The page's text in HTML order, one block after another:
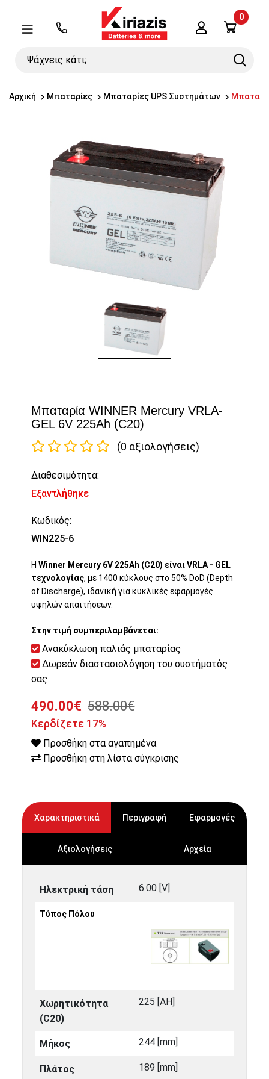
Μενού
Ψάχνεις
Search
Λογαριασμός
0
Αρχική Μπαταρίες Μπαταρίες UPS Συστημάτων
Μπαταρία WINNER Mercury VRLA-
GEL 6V 225Ah (C20)
(0 αξιολογήσεις)
Διαθεσιμότητα:
Εξαντλήθηκε
Κωδικός:
WIN225-6
ΗWinner Mercury 6V 225Ah (C20) είναι VRLA - GEL
τεχνολογίας, με 1400 κύκλους στο 50% DoD (Depth
of Discharge), ιδανική για κυκλικές εφαρμογές
υψηλών απαιτήσεων.
Στην τιμή συμπεριλαμβάνεται:
Ανακύκλωση παλιάς μπαταρίας
Δωρεάν διαστασιολόγηση του συστήματός
σας
490.00€ 588.00€
Κερδίζετε 17%
Προσθήκη στα αγαπημένα
Προσθήκη στη λίστα σύγκρισης
Χαρακτηριστικά Περιγραφή Εφαρμογές
Αξιολογήσεις Αρχεία
Ηλεκτρική τάση 6.00 [V]
Τύπος Πόλου
Χωρητικότητα
(C20)
225 [ΑΗ]
Μήκος 244 [mm]
Πλάτος 189 [mm]